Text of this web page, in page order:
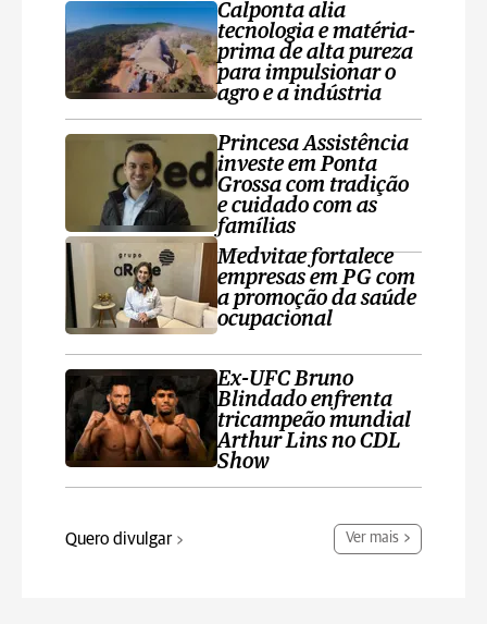
Calponta alia
tecnologia e matéria-
prima de alta pureza
para impulsionar o
agro e a indústria
Princesa Assistência
investe em Ponta
Grossa com tradição
e cuidado com as
famílias
Medvitae fortalece
empresas em PG com
a promoção da saúde
ocupacional
Ex-UFC Bruno
Blindado enfrenta
tricampeão mundial
Arthur Lins no CDL
Show
Quero divulgar Ver mais